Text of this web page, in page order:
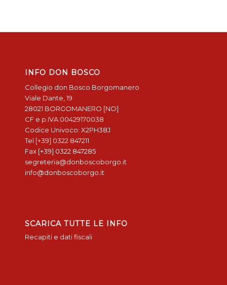
INFO DON BOSCO
Collegio don Bosco Borgomanero
Viale Dante, 19
28021 BORGOMANERO [NO]
CF e p.IVA 00429170038
Codice Univoco: X2PH38J
Tel [+39] 0322 847211
Fax [+39] 0322 847285
segreteria@donboscoborgo.it
info@donboscoborgo.it
SCARICA TUTTE LE INFO
Recapiti e dati fiscali